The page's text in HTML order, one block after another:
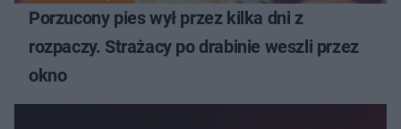
Porzucony pies wył przez kilka dni z
rozpaczy. Strażacy po drabinie weszli przez
okno